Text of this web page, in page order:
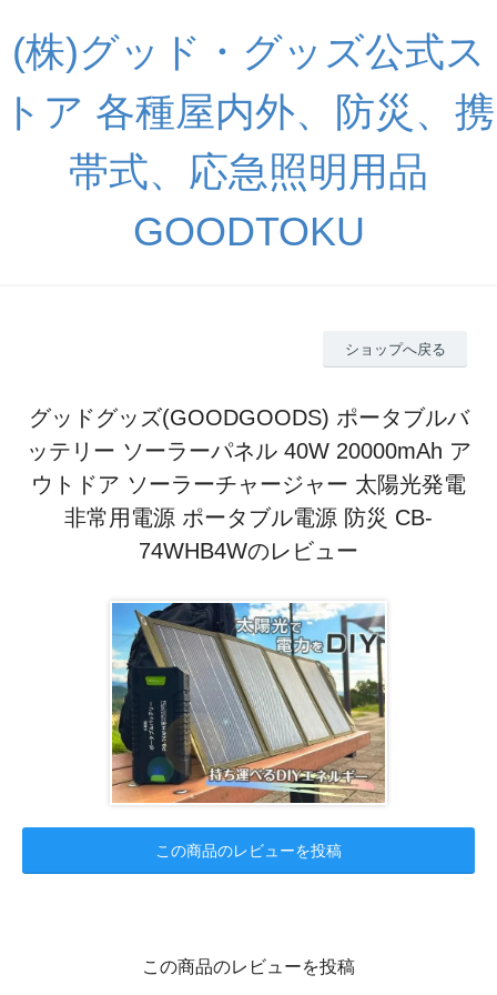
(株)グッド・グッズ公式ス
トア 各種屋内外、防災、携
帯式、応急照明用品
GOODTOKU
ショップへ戻る
グッドグッズ(GOODGOODS) ポータブルバ
ッテリー ソーラーパネル 40W 20000mAh ア
ウトドア ソーラーチャージャー 太陽光発電
非常用電源 ポータブル電源 防災 CB-
74WHB4Wのレビュー
この商品のレビューを投稿
この商品のレビューを投稿